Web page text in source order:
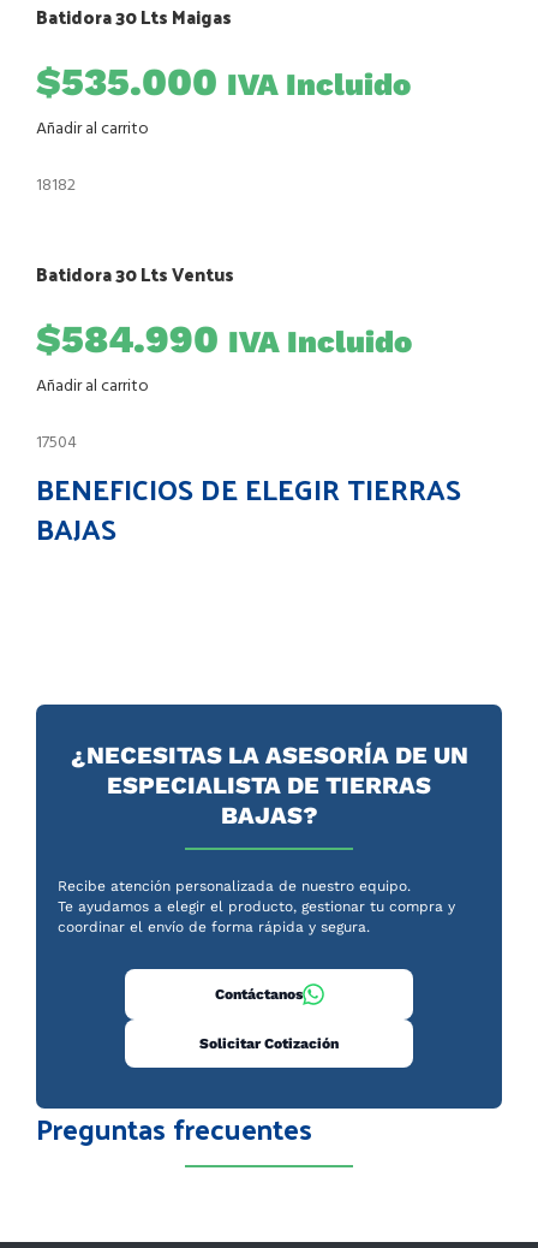
18182
Batidora 30 Lts Maigas
$535.000 IVA Incluido
Añadir al carrito
17504
Batidora 30 Lts Ventus
$584.990 IVA Incluido
Añadir al carrito
BENEFICIOS DE ELEGIR TIERRAS
BAJAS
¿NECESITAS LA ASESORÍA DE UN
ESPECIALISTA DE TIERRAS
BAJAS?
Recibe atención personalizada de nuestro equipo.
Te ayudamos a elegir el producto, gestionar tu compra y
coordinar el envío de forma rápida y segura.
Contáctanos
Solicitar Cotización
Preguntas frecuentes